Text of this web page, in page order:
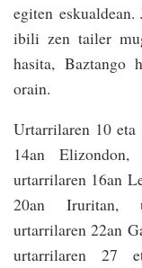
egiten
ibili zen tailer
hasita, Baztango
orain.
Urtarrilaren 10
14an
urtarrilaren 16an
20an Iruritan,
urtarrilaren 22an
urtarrilaren 27